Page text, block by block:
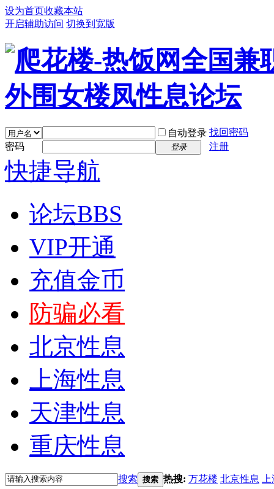
设为首页收藏本站
开启辅助访问 切换到宽版
自动登录 找回密码
密码
登录 注册
快捷导航
论坛BBS
VIP开通
充值金币
防骗必看
北京性息
上海性息
天津性息
重庆性息
搜索 搜索 热搜: 万花楼 北京性息